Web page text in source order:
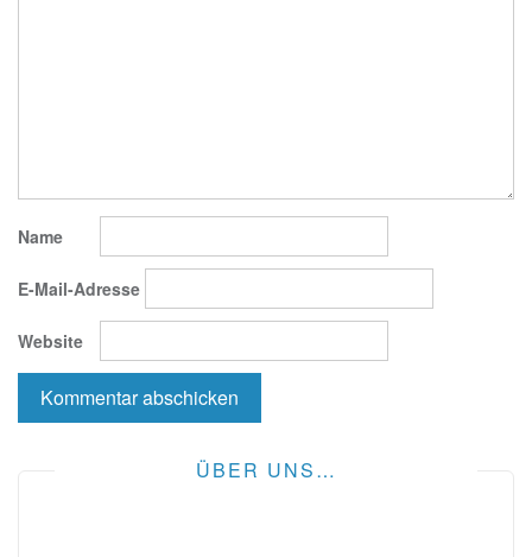
Name
E-Mail-Adresse
Website
ÜBER UNS…